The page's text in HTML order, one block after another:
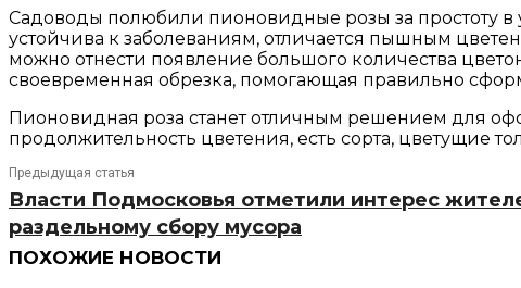
Садоводы полюбили пионовидные розы за простоту
устойчива к заболеваниям, отличается пышным
можно отнести появление большого количества
своевременная обрезка, помогающая правильно
Пионовидная роза станет отличным решением для
продолжительность цветения, есть сорта, цветущие
Предыдущая статья
Власти Подмосковья отметили интерес
раздельному сбору мусора
ПОХОЖИЕ НОВОСТИ